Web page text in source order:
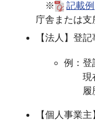
※
記載例
庁舎または
【法人】登
例：登
現在
履歴
【個人事業